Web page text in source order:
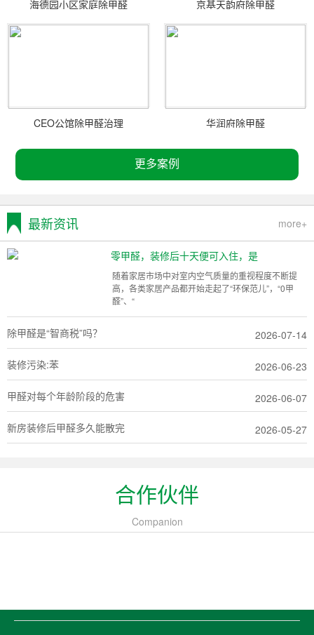
海德园小区家庭除甲醛 京基天韵府除甲醛
CEO公馆除甲醛治理 华润府除甲醛
更多案例
最新资讯 more+
零甲醛，装修后十天便可入住，是
随着家居市场中对室内空气质量的重视程度不断提
高，各类家居产品都开始走起了“环保范儿”，“0甲
醛”、“
除甲醛是“智商税”吗？ 2026-07-14
装修污染:苯 2026-06-23
甲醛对每个年龄阶段的危害 2026-06-07
新房装修后甲醛多久能散完 2026-05-27
合作伙伴
Companion